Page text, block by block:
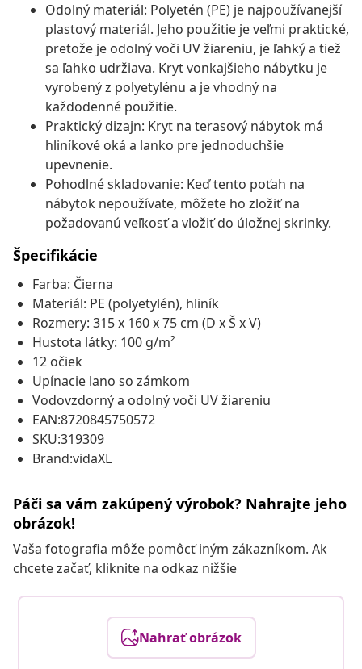
Odolný materiál: Polyetén (PE) je najpoužívanejší
plastový materiál. Jeho použitie je veľmi praktické,
pretože je odolný voči UV žiareniu, je ľahký a tiež
sa ľahko udržiava. Kryt vonkajšieho nábytku je
vyrobený z polyetylénu a je vhodný na
každodenné použitie.
Praktický dizajn: Kryt na terasový nábytok má
hliníkové oká a lanko pre jednoduchšie
upevnenie.
Pohodlné skladovanie: Keď tento poťah na
nábytok nepoužívate, môžete ho zložiť na
požadovanú veľkosť a vložiť do úložnej skrinky.
Špecifikácie
Farba: Čierna
Materiál: PE (polyetylén), hliník
Rozmery: 315 x 160 x 75 cm (D x Š x V)
Hustota látky: 100 g/m²
12 očiek
Upínacie lano so zámkom
Vodovzdorný a odolný voči UV žiareniu
EAN:8720845750572
SKU:319309
Brand:vidaXL
Páči sa vám zakúpený výrobok? Nahrajte jeho
obrázok!
Vaša fotografia môže pomôcť iným zákazníkom. Ak
chcete začať, kliknite na odkaz nižšie
Nahrať obrázok